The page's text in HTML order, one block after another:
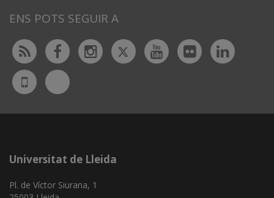
ENS POTS SEGUIR A
Rss FacebookInstagram
TwitterYoutubeFlickr
UdL
App
Bluesky
Universitat de Lleida
Pl. de Víctor Siurana, 1